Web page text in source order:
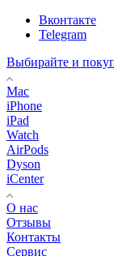
Вконтакте
Telegram
Выбирайте и
Mac
iPhone
iPad
Watch
AirPods
Dyson
iCenter
О нас
Отзывы
Контакты
Сервис